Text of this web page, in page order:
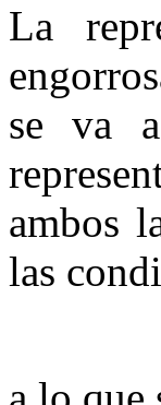
La
se va
ambos
las